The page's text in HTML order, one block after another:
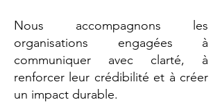
Nous accompagnons les
organisations engagées à
communiquer avec clarté, à
renforcer leur crédibilité et à créer
un impact durable.